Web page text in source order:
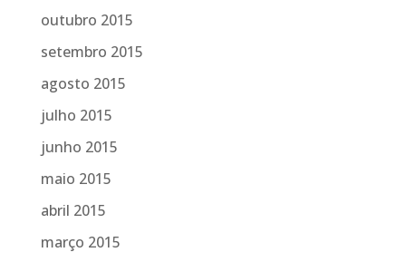
outubro 2015
setembro 2015
agosto 2015
julho 2015
junho 2015
maio 2015
abril 2015
março 2015